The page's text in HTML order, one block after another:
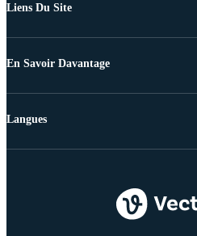
Liens Du Site
En Savoir Davantage
Langues